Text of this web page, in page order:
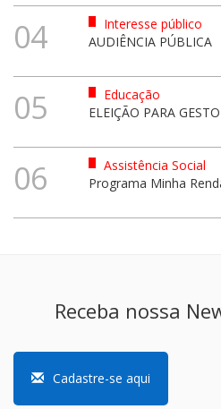
04
Interesse público
AUDIÊNCIA PÚBLICA
05
Educação
ELEIÇÃO PARA
06
Assistência Social
Programa Minha
Receba nossa
Cadastre-se aqui